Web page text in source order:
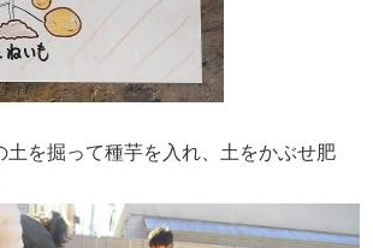
土を掘って種芋を入れ、土をかぶせ肥